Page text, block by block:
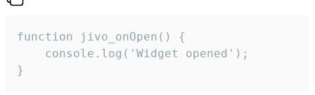
function jivo_onOpen() {
    console.log('Widget opened');
}